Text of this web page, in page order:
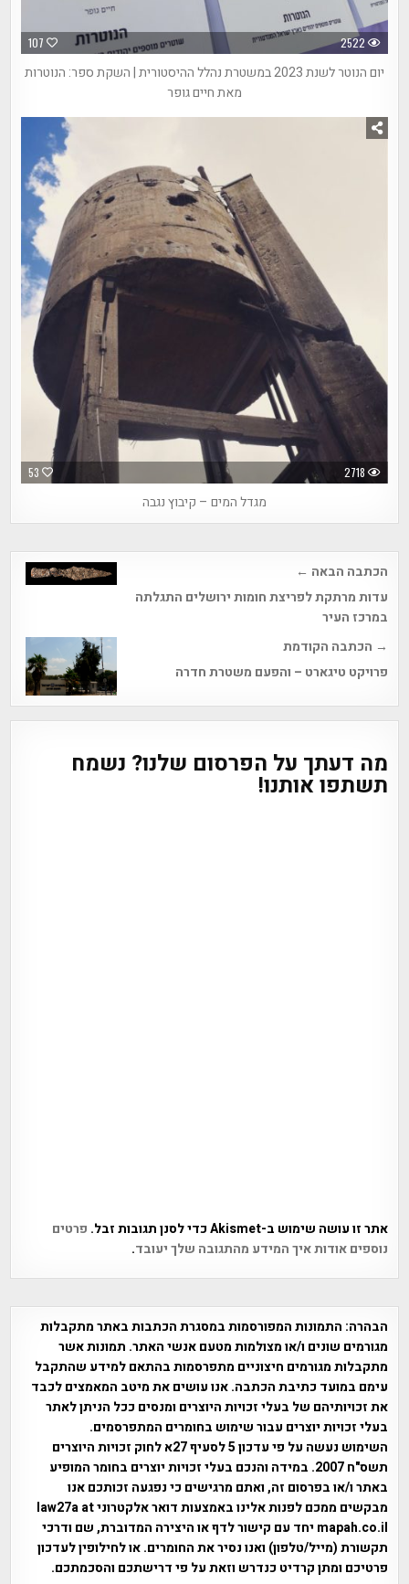
107 2522
יום הנוטר לשנת 2023 במשטרת נהלל ההיסטורית | השקת ספר: הנוטרות
מאת חיים גופר
53 2718
מגדל המים – קיבוץ נגבה
Post
navigation
הכתבה הבאה ←
עדות מרתקת לפריצת חומות ירושלים התגלתה
במרכז העיר
→ הכתבה הקודמת
פרויקט טיגארט – והפעם משטרת חדרה
מה דעתך על הפרסום שלנו? נשמח
תשתפו אותנו!
אתר זו עושה שימוש ב-Akismet כדי לסנן תגובות זבל.
פרטים
נוספים אודות איך המידע מהתגובה שלך יעובד.
הבהרה: התמונות המפורסמות במסגרת הכתבות באתר מתקבלות
מגורמים שונים ו/או מצולמות מטעם אנשי האתר. תמונות אשר
מתקבלות מגורמים חיצוניים מתפרסמות בהתאם למידע שהתקבל
עימם במועד כתיבת הכתבה. אנו עושים את מיטב המאמצים לכבד
את זכויותיהם של בעלי זכויות היוצרים ומנסים ככל הניתן לאתר
בעלי זכויות יוצרים עבור שימוש בחומרים המתפרסמים.
השימוש נעשה על פי עדכון 5 לסעיף 27א לחוק זכויות היוצרים
תשס"ח 2007. במידה והנכם בעלי זכויות יוצרים בחומר המופיע
באתר ו/או בפרסום זה, ואתם מרגישים כי נפגעה זכותכם אנו
מבקשים ממכם לפנות אלינו באמצעות דואר אלקטרוני law27a at
mapah.co.il יחד עם קישור לדף או היצירה המדוברת, שם ודרכי
תקשורת (מייל/טלפון) ואנו נסיר את החומרים. או לחילופין לעדכון
פרטיכם ומתן קרדיט כנדרש וזאת על פי דרישתכם והסכמתכם.